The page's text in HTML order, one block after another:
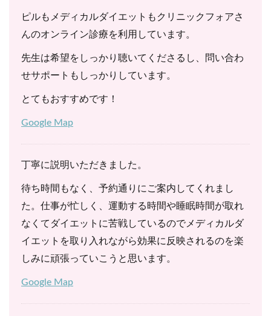
ピルもメディカルダイエットもクリニックフォアさ
んのオンライン診療を利用しています。
先生は希望をしっかり聴いてくださるし、問い合わ
せサポートもしっかりしています。
とてもおすすめです！
Google Map
丁寧に説明いただきました。
待ち時間もなく、予約通りにご案内してくれまし
た。仕事が忙しく、運動する時間や睡眠時間が取れ
なくてダイエットに苦戦しているのでメディカルダ
イエットを取り入れながら効果に反映されるのを楽
しみに頑張っていこうと思います。
Google Map